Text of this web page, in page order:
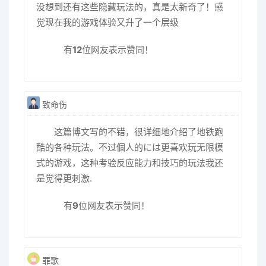
没想到还有这些隐藏玩法的，真是太新奇了！感
觉现在我的游戏体验又升了一个层级
有12位网友表示赞同！
致命伤
这篇博文写的不错，很详细地介绍了地铁跑
酷的各种玩法。不过個人的には更喜欢玩无限模
式的游戏，这种考验反应能力和技巧的玩法我还
是觉得更刺激.
有9位网友表示赞同！
罪歌